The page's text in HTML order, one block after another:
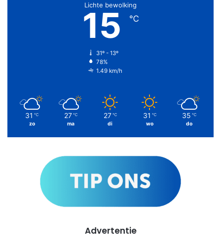
Lichte bewolking
15 ℃
31º - 13º
78%
1.49 km/h
31 ℃
zo
27 ℃
ma
27 ℃
di
31 ℃
wo
35 ℃
do
Advertentie